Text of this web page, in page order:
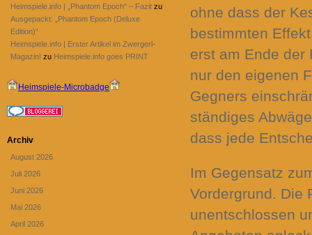
ohne dass der
bestimmten
erst am Ende der
nur den eigenen
Gegners
ständiges
dass jede
Im Gegensatz
Vordergrund. Die
unentschlossen
Heimspiele.info | „Phantom Epoch“ – Fazit zu
Ausgepackt: „Phantom Epoch (Deluxe
Edition)“
Heimspiele.info | Erster Artikel im Zwergerl-
Magazin! zu Heimspiele.info goes PRINT
Heimspiele-Microbadge
Archiv
August 2026
Juli 2026
Juni 2026
Mai 2026
April 2026